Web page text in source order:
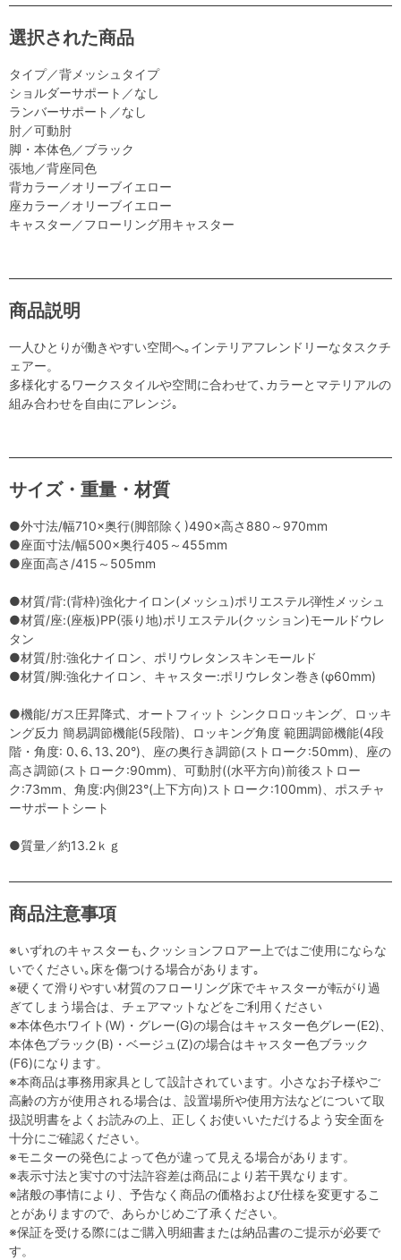
選択された商品
タイプ／背メッシュタイプ
ショルダーサポート／なし
ランバーサポート／なし
肘／可動肘
脚・本体色／ブラック
張地／背座同色
背カラー／オリーブイエロー
座カラー／オリーブイエロー
キャスター／フローリング用キャスター
商品説明
一人ひとりが働きやすい空間へ｡インテリアフレンドリーなタスクチ
ェアー。
多様化するワークスタイルや空間に合わせて､カラーとマテリアルの
組み合わせを自由にアレンジ｡
サイズ・重量・材質
●外寸法/幅710×奥行(脚部除く)490×高さ880～970mm
●座面寸法/幅500×奥行405～455mm
●座面高さ/415～505mm
●材質/背:(背枠)強化ナイロン(メッシュ)ポリエステル弾性メッシュ
●材質/座:(座板)PP(張り地)ポリエステル(クッション)モールドウレ
タン
●材質/肘:強化ナイロン、ポリウレタンスキンモールド
●材質/脚:強化ナイロン、キャスター:ポリウレタン巻き(φ60mm)
●機能/ガス圧昇降式、オートフィット シンクロロッキング、ロッキ
ング反力 簡易調節機能(5段階)、ロッキング角度 範囲調節機能(4段
階・角度: 0､6､13､20°)、座の奥行き調節(ストローク:50mm)、座の
高さ調節(ストローク:90mm)、可動肘((水平方向)前後ストロー
ク:73mm、角度:内側23°(上下方向)ストローク:100mm)、ポスチャ
ーサポートシート
●質量／約13.2ｋｇ
商品注意事項
※いずれのキャスターも､クッションフロアー上ではご使用にならな
いでください｡床を傷つける場合があります｡
※硬くて滑りやすい材質のフローリング床でキャスターが転がり過
ぎてしまう場合は、チェアマットなどをご利用ください
※本体色ホワイト(W)・グレー(G)の場合はキャスター色グレー(E2)、
本体色ブラック(B)・ベージュ(Z)の場合はキャスター色ブラック
(F6)になります。
※本商品は事務用家具として設計されています。小さなお子様やご
高齢の方が使用される場合は、設置場所や使用方法などについて取
扱説明書をよくお読みの上、正しくお使いいただけるよう安全面を
十分にご確認ください。
※モニターの発色によって色が違って見える場合があります。
※表示寸法と実寸の寸法許容差は商品により若干異なります。
※諸般の事情により、予告なく商品の価格および仕様を変更するこ
とがありますので、あらかじめご了承ください。
※保証を受ける際にはご購入明細書または納品書のご提示が必要で
す。